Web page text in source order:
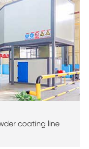
coating line